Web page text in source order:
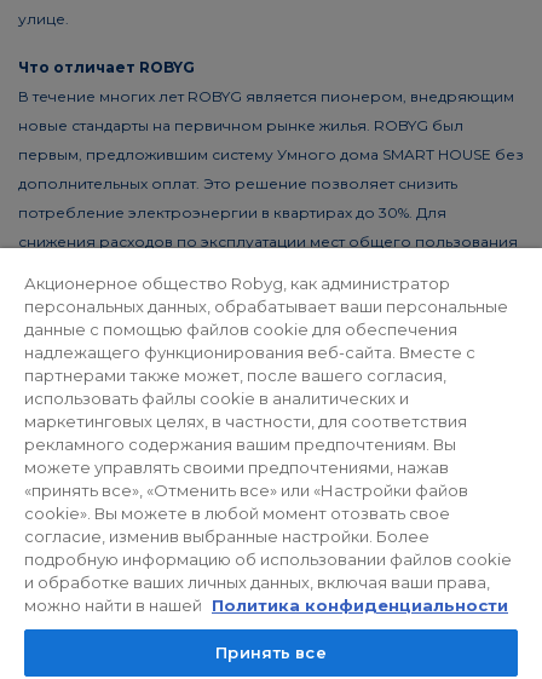
улице.
Что отличает ROBYG
В течение многих лет ROBYG является пионером, внедряющим
новые стандарты на первичном рынке жилья. ROBYG был
первым, предложившим систему Умного дома SMART HOUSE без
дополнительных оплат. Это решение позволяет снизить
потребление электроэнергии в квартирах до 30%. Для
снижения расходов по эксплуатации мест общего пользования
энергосберегающее освещение LED.
Политика конфиденциальности
Для инвесторов Facebook
© 2026 ROBYG. Все права защищены. Вышеуказанное
предложение и представленные графические материалы имеют
исключительно информационный характер и не могут считаться
окончательными проектами для реализации, а также не
являются коммерческим предложением в понимании статьи 66
Акционерное общество Robyg, как администратор
персональных данных, обрабатывает ваши персональные
данные с помощью файлов cookie для обеспечения
надлежащего функционирования веб-сайта. Вместе с
партнерами также может, после вашего согласия,
использовать файлы cookie в аналитических и
маркетинговых целях, в частности, для соответствия
рекламного содержания вашим предпочтениям. Вы
можете управлять своими предпочтениями, нажав
«принять все», «Отменить все» или «Настройки файов
cookie». Вы можете в любой момент отозвать свое
согласие, изменив выбранные настройки. Более
подробную информацию об использовании файлов cookie
и обработке ваших личных данных, включая ваши права,
можно найти в нашей
Политика конфиденциальности
Принять все